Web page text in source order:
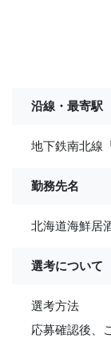
沿線・最寄駅
地下鉄南北線
勤務先名
北海道海鮮居
選考について
選考方法
応募確認後、